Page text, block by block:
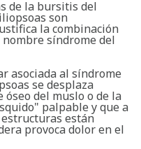
de la bursitis del
son
la combinación
nombre síndrome del
asociada al síndrome
se desplaza
del muslo o de la
palpable y que a
estructuras están
provoca dolor en el